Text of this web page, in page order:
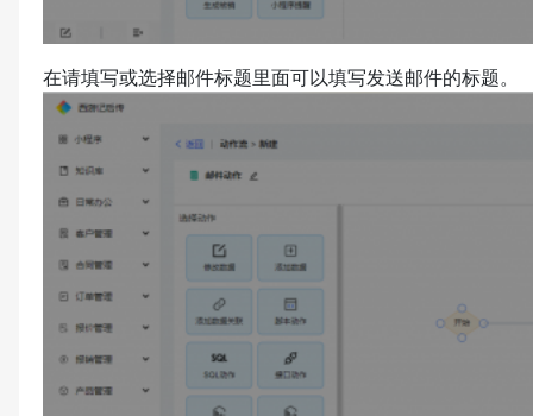
在请填写或选择邮件标题里面可以填写发送邮件的标题。